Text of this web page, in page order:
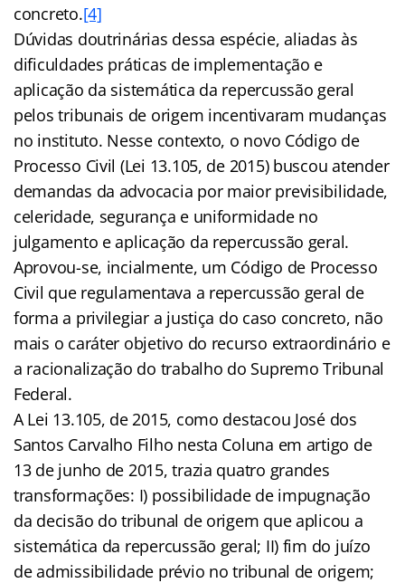
concreto.[4]
Dúvidas doutrinárias dessa espécie, aliadas às
dificuldades práticas de implementação e
aplicação da sistemática da repercussão geral
pelos tribunais de origem incentivaram mudanças
no instituto. Nesse contexto, o novo Código de
Processo Civil (Lei 13.105, de 2015) buscou atender
demandas da advocacia por maior previsibilidade,
celeridade, segurança e uniformidade no
julgamento e aplicação da repercussão geral.
Aprovou-se, incialmente, um Código de Processo
Civil que regulamentava a repercussão geral de
forma a privilegiar a justiça do caso concreto, não
mais o caráter objetivo do recurso extraordinário e
a racionalização do trabalho do Supremo Tribunal
Federal.
A Lei 13.105, de 2015, como destacou José dos
Santos Carvalho Filho nesta Coluna em artigo de
13 de junho de 2015, trazia quatro grandes
transformações: I) possibilidade de impugnação
da decisão do tribunal de origem que aplicou a
sistemática da repercussão geral; II) fim do juízo
de admissibilidade prévio no tribunal de origem;